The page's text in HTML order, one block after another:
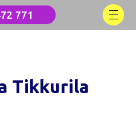
771
Tikkurila